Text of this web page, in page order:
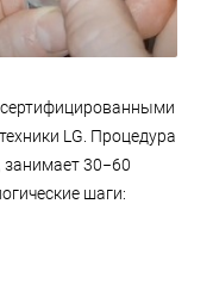
LG. Процедура
занимает 30−60
шаги: